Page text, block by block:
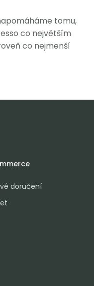
tomu,
co největším
co nejmenší
doručení